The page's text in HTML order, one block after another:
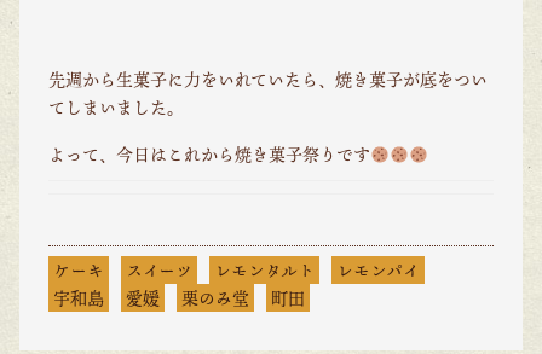
先週から生菓子に力をいれていたら、焼き菓子が底をつい
てしまいました。
よって、今日はこれから焼き菓子祭りです
ケーキ スイーツ レモンタルト
レモンパイ
宇和島
愛媛 栗のみ堂 町田